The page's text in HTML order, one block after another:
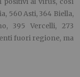
560 Asti, 364 Biella,
395 Vercelli, 273
fuori regione, ma